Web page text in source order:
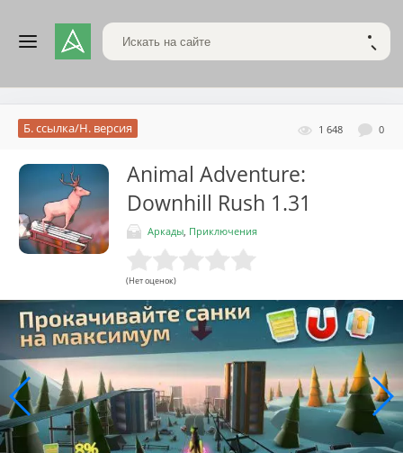
Поиск по сайту
1 648 0
Б. ссылка/Н. версия
Animal Adventure:
Downhill Rush 1.31
Аркады Приключения
(Нет оценок)